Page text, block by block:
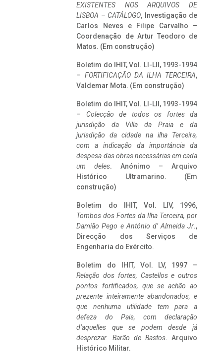
EXISTENTES NOS ARQUIVOS DE
LISBOA – CATÁLOGO, Investigação de
Carlos Neves e Filipe Carvalho –
Coordenação de Artur Teodoro de
Matos. (Em construção)
Boletim do IHIT, Vol. LI-LII, 1993-1994
– FORTIFICAÇÃO DA ILHA TERCEIRA,
Valdemar Mota. (Em construção)
Boletim do IHIT, Vol. LI-LII, 1993-1994
– Colecção de todos os fortes da
jurisdição da Villa da Praia e da
jurisdição da cidade na ilha Terceira,
com a indicação da importância da
despesa das obras necessárias em cada
um deles. Anónimo – Arquivo
Histórico Ultramarino. (Em
construção)
Boletim do IHIT, Vol. LIV, 1996,
Tombos dos Fortes da Ilha Terceira, por
Damião Pego e António d’ Almeida Jr.,
Direcção dos Serviços de
Engenharia do Exército.
Boletim do IHIT, Vol. LV, 1997 –
Relação dos fortes, Castellos e outros
pontos fortificados, que se achão ao
prezente inteiramente abandonados, e
que nenhuma utilidade tem para a
defeza do Pais, com declaração
d’aquelles que se podem desde já
desprezar. Barão de Bastos. Arquivo
Histórico Militar.